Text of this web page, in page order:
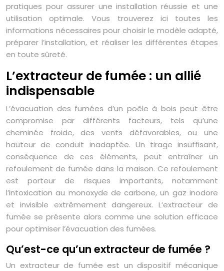
pratiques pour assurer une installation réussie et une
utilisation optimale. Vous trouverez ici toutes les
informations nécessaires pour choisir le modèle adapté,
préparer l’installation, et réaliser les différentes étapes
en toute sûreté.
L’extracteur de fumée : un allié
indispensable
L’évacuation des fumées d’un poêle à bois peut être
compromise par différents facteurs, tels qu’une
cheminée froide, des vents défavorables, ou une
hauteur de conduit inadaptée. Un tirage insuffisant,
conséquence de ces éléments, peut entraîner un
refoulement de fumée dans la maison. Ce refoulement
est porteur de risques importants, notamment
l’intoxication au monoxyde de carbone, un gaz inodore
et invisible extrêmement dangereux. L’extracteur de
fumée se présente alors comme une solution efficace
pour optimiser l’évacuation des fumées.
Qu’est-ce qu’un extracteur de fumée ?
Un extracteur de fumée est un dispositif mécanique